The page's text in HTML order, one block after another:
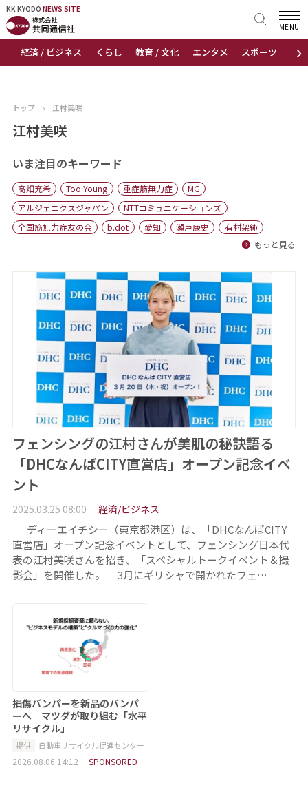
KK KYODO NEWS SITE
›
経済 / ビジネス くらし 教育 / 文化 エンタメ スポーツ 地域
MENU
KK KYODONEWS SITE
トップページ
ニュース
おすすめコンテンツ
出版物
会社概要
トップ › 江村美咲
江村美咲
いま注目のキーワード
高畑充希 Too Young 重症筋無力症
MG
アルジェニクスジャパン
NTTコミュニケーションズ
全国筋無力症友の会
b.dot 愛知 瀬戸康史
有村架純
もっと見る
フェンシングの江村さんが美肌の秘訣語る
「DHCなんばCITY直営店」オープン記念イベ
ント
2025.03.25 08:00 経済/ビジネス
ディーエイチシー（東京都港区）は、「DHCなんばCITY
直営店」オープン記念イベントとして、フェンシング日本代
表の江村美咲さんを招き、「スペシャルトークイベント＆撮
影会」を開催した。 3月にギリシャで開かれたフェ…
損傷バンパーを新品のバンパ
ーへ マツダが取り組む「水平
リサイクル」
提供 自動車リサイクル促進センター
2026.08.06 14:12 SPONSORED